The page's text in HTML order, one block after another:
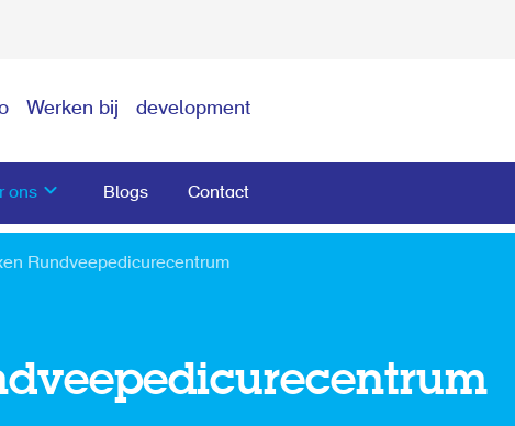
ons Blogs Contact
Werken bij development
Rundveepedicurecentrum